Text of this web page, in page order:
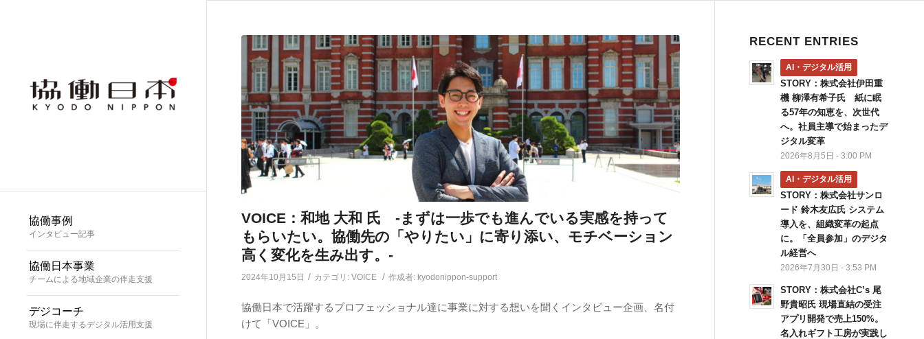
協働事例
インタビュー記事
協働日本事業
チームによる地域企業の伴走支援
デジコーチ
現場に伴走するデジタル活用支援
VOICE：和地 大和 氏 -まずは一歩でも進んでいる実感を持って
もらいたい。協働先の「やりたい」に寄り添い、モチベーション
高く変化を生み出す。-
2024年10月15日 / カテゴリ: VOICE / 作成者: kyodonippon-support
協働日本で活躍するプロフェッショナル達に事業に対する想いを聞くインタビュー企画、名付
けて「VOICE」。
RECENT ENTRIES
AI・デジタル活用
STORY：株式会社伊田重
機 柳澤有希子氏 紙に眠
る57年の知恵を、次世代
へ。社員主導で始まったデ
ジタル変革
2026年8月5日 - 3:00 PM
AI・デジタル活用
STORY：株式会社サンロ
ード 鈴木友広氏 システム
導入を、組織変革の起点
に。「全員参加」のデジタ
ル経営へ
2026年7月30日 - 3:53 PM
STORY：株式会社C’s 尾
野貴昭氏 現場直結の受注
アプリ開発で売上150%。
名入れギフト工房が実践し